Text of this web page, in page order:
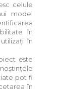
celule
model
în
în
este
pot fi
în